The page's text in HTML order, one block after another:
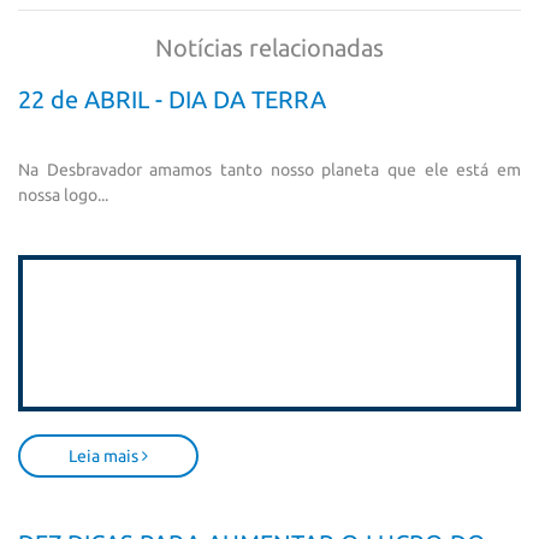
Notícias relacionadas
22 de ABRIL - DIA DA TERRA
Na Desbravador amamos tanto nosso planeta que ele está em
nossa logo...
Leia mais